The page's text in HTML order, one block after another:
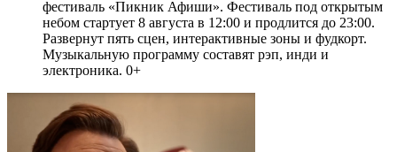
фестиваль «Пикник Афиши». Фестиваль под открытым
небом стартует 8 августа в 12:00 и продлится до 23:00.
Развернут пять сцен, интерактивные зоны и фудкорт.
Музыкальную программу составят рэп, инди и
электроника. 0+